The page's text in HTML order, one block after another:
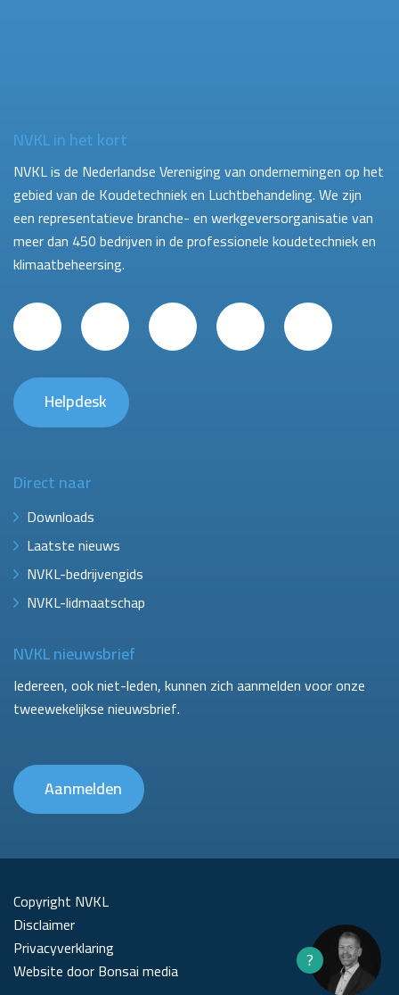
NVKL in het kort
NVKL is de Nederlandse Vereniging van ondernemingen op het
gebied van de Koudetechniek en Luchtbehandeling. We zijn
een representatieve branche- en werkgeversorganisatie van
meer dan 450 bedrijven in de professionele koudetechniek en
klimaatbeheersing.
Helpdesk
Direct naar
Downloads
Laatste nieuws
NVKL-bedrijvengids
NVKL-lidmaatschap
NVKL nieuwsbrief
Iedereen, ook niet-leden, kunnen zich aanmelden voor onze
tweewekelijkse nieuwsbrief.
Aanmelden
Copyright NVKL
Disclaimer
Privacyverklaring
Website door Bonsai media
?